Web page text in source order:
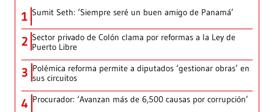
1 Sumit Seth: ‘Siempre seré un buen amigo de Panamá’
2 Sector privado de Colón clama por reformas a la Ley de
Puerto Libre
3 Polémica reforma permite a diputados ‘gestionar obras’ en
sus circuitos
4 Procurador: ‘Avanzan más de 6,500 causas por corrupción’